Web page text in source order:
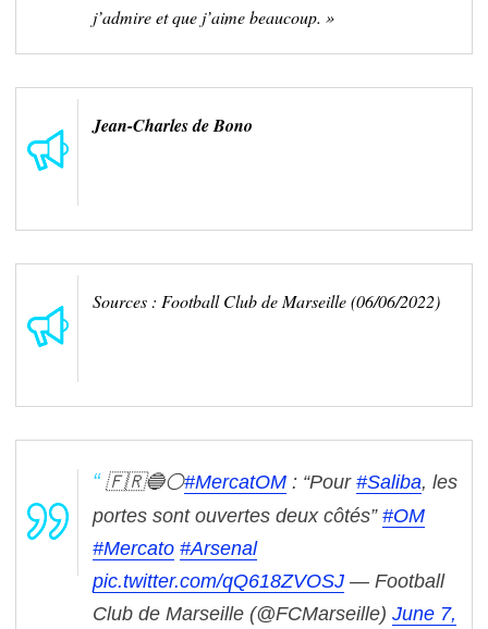
j’admire et que j’aime beaucoup. »
Jean-Charles de Bono
Sources : Football Club de Marseille (06/06/2022)
🇫🇷🔵⚪️#MercatOM : “Pour #Saliba, les
portes sont ouvertes deux côtés” #OM
#Mercato #Arsenal
pic.twitter.com/qQ618ZVOSJ — Football
Club de Marseille (@FCMarseille) June 7,